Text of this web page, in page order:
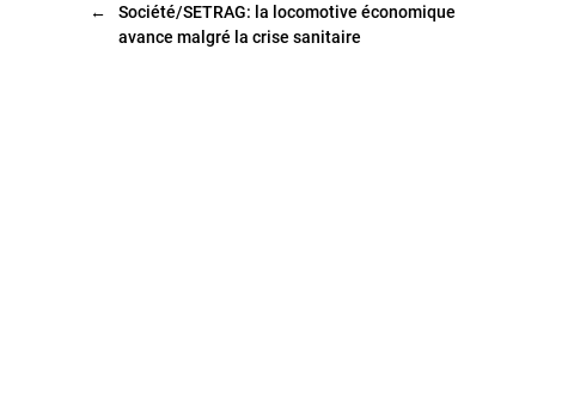
←
Société/SETRAG: la locomotive économique
avance malgré la crise sanitaire